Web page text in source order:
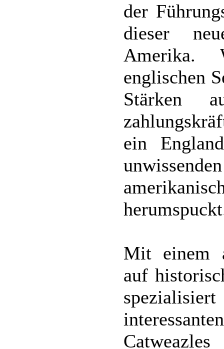
der
dieser
Amerika.
englischen
Stärken
ein
Mit einem
auf